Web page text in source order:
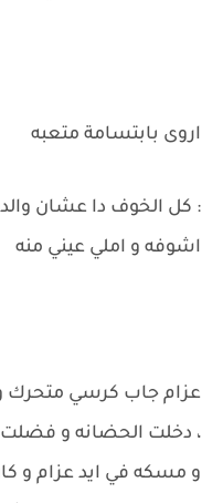
اروى بابتسامة متعبه
: كل الخوف دا عشان
اشوفه و املي عيني منه
عزام جاب كرسي متحرك
، دخلت الحضانه و
و مسكه في ايد عزام و